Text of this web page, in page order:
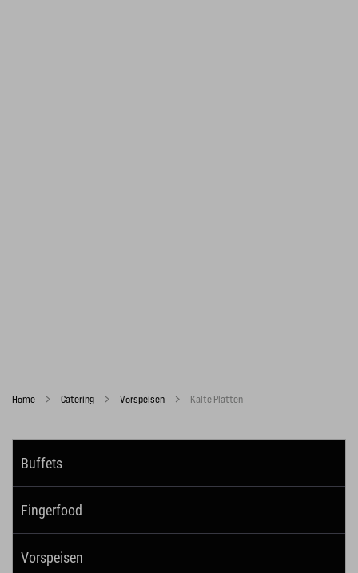
Home Catering Vorspeisen Kalte Platten
Buffets
Fingerfood
Vorspeisen